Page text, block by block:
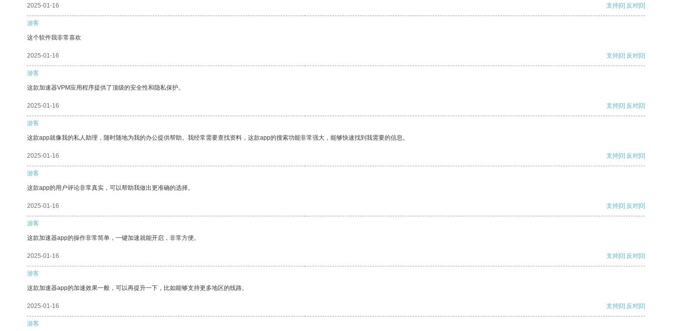
2025-01-16 支持[0] 反对[0]
游客
这个软件我非常喜欢
2025-01-16 支持[0] 反对[0]
游客
这款加速器VPM应用程序提供了顶级的安全性和隐私保护。
2025-01-16 支持[0] 反对[0]
游客
这款app就像我的私人助理，随时随地为我的办公提供帮助。我经常需要查找资料，这款app的搜索功能非常强大，能够快速找到我需要的信息。
2025-01-16 支持[0] 反对[0]
游客
这款app的用户评论非常真实，可以帮助我做出更准确的选择。
2025-01-16 支持[0] 反对[0]
游客
这款加速器app的操作非常简单，一键加速就能开启，非常方便。
2025-01-16 支持[0] 反对[0]
游客
这款加速器app的加速效果一般，可以再提升一下，比如能够支持更多地区的线路。
2025-01-16 支持[0] 反对[0]
游客